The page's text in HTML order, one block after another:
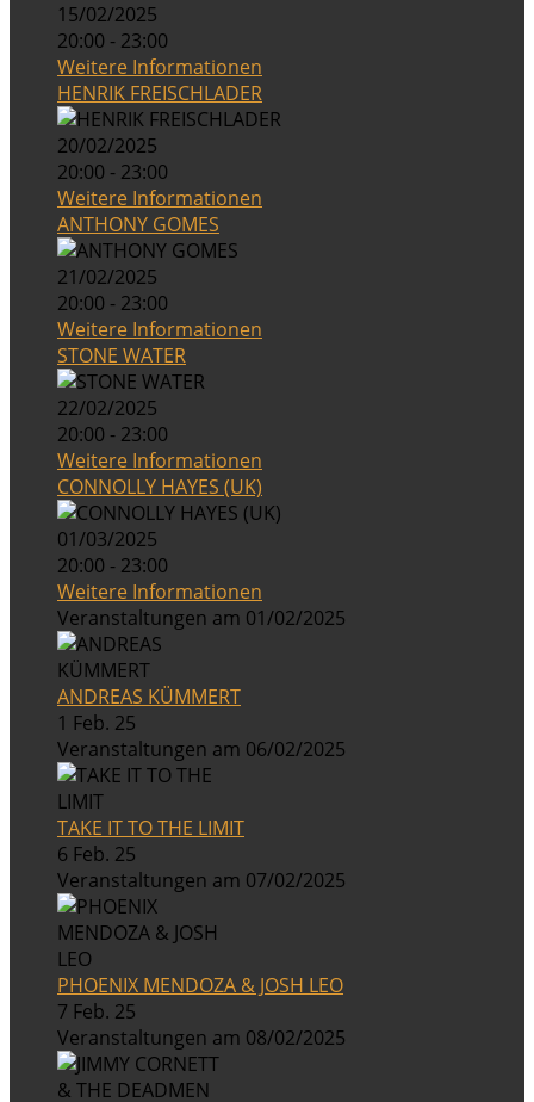
15/02/2025
20:00 - 23:00
Weitere Informationen
HENRIK FREISCHLADER
20/02/2025
20:00 - 23:00
Weitere Informationen
ANTHONY GOMES
21/02/2025
20:00 - 23:00
Weitere Informationen
STONE WATER
22/02/2025
20:00 - 23:00
Weitere Informationen
CONNOLLY HAYES (UK)
01/03/2025
20:00 - 23:00
Weitere Informationen
Veranstaltungen am 01/02/2025
ANDREAS KÜMMERT
1 Feb. 25
Veranstaltungen am 06/02/2025
TAKE IT TO THE LIMIT
6 Feb. 25
Veranstaltungen am 07/02/2025
PHOENIX MENDOZA & JOSH LEO
7 Feb. 25
Veranstaltungen am 08/02/2025